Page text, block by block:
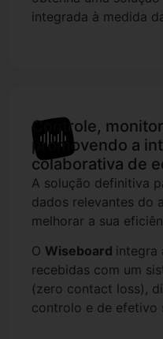
integrada à medida
Wiseboard
Controle,
promovendo a
colaborativa de
A solução definitiva
dados relevantes do
melhorar a sua
O Wiseboard integra
recebidas com um
(zero contact loss),
controlo e de efetivo